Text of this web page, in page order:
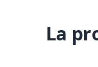
La